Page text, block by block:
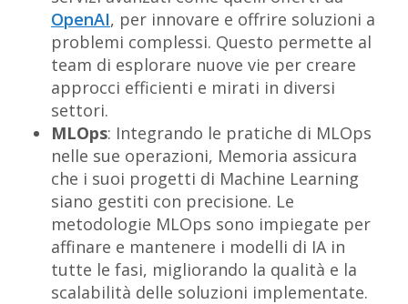
OpenAI, per innovare e offrire soluzioni a
problemi complessi. Questo permette al
team di esplorare nuove vie per creare
approcci efficienti e mirati in diversi
settori.
MLOps: Integrando le pratiche di MLOps
nelle sue operazioni, Memoria assicura
che i suoi progetti di Machine Learning
siano gestiti con precisione. Le
metodologie MLOps sono impiegate per
affinare e mantenere i modelli di IA in
tutte le fasi, migliorando la qualità e la
scalabilità delle soluzioni implementate.